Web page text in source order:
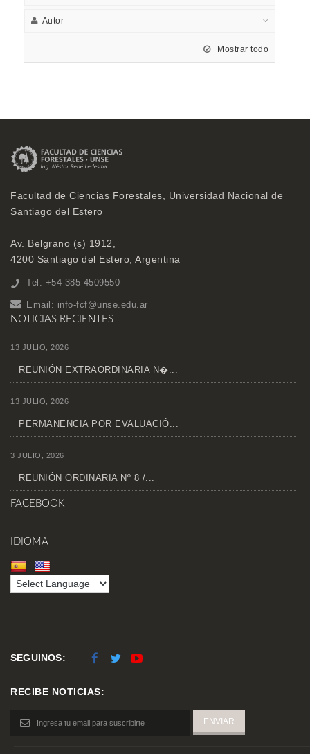
Autor
Mostrar todo
Facultad de Ciencias Forestales, Universidad Nacional de
Santiago del Estero
Av. Belgrano (s) 1912,
4200 Santiago del Estero, Argentina
Tel: +54-385-4509550
Email: info-fcf@unse.edu.ar
NOTICIAS RECIENTES
13 JULIO, 2026
REUNIÓN EXTRAORDINARIA N�...
13 JULIO, 2026
PERMANENCIA POR EVALUACIÓ...
3 JULIO, 2026
REUNIÓN ORDINARIA Nº 8 /...
FACEBOOK
IDIOMA
SEGUINOS:
RECIBE NOTICIAS: